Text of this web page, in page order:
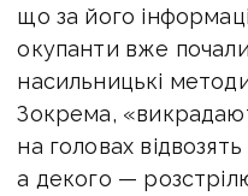
що за його
окупанти вже
насильницькі
Зокрема,
на головах
а декого —